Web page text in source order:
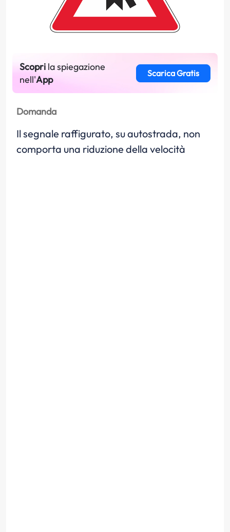
Scopri la spiegazione
nell'App
Scarica Gratis
Domanda
Il segnale raffigurato, su autostrada, non
comporta una riduzione della velocità